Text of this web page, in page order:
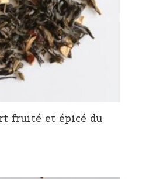
fruité et épicé du